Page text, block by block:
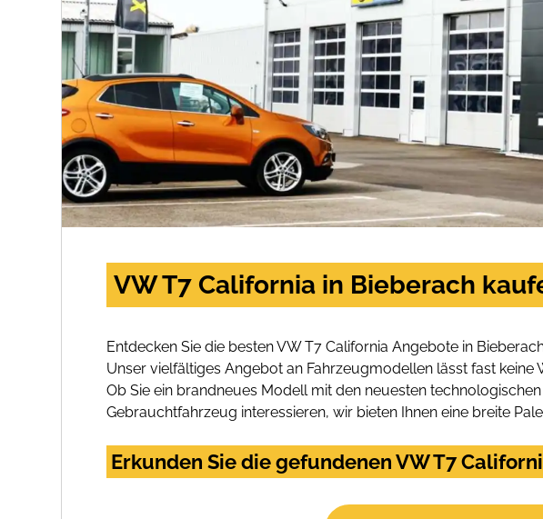
VW T7 California in Bieberach
Entdecken Sie die besten VW T7 California Angebote in
Unser vielfältiges Angebot an Fahrzeugmodellen lässt fast keine
Ob Sie ein brandneues Modell mit den neuesten
Gebrauchtfahrzeug interessieren, wir bieten Ihnen eine breite
Erkunden Sie die gefundenen VW T7